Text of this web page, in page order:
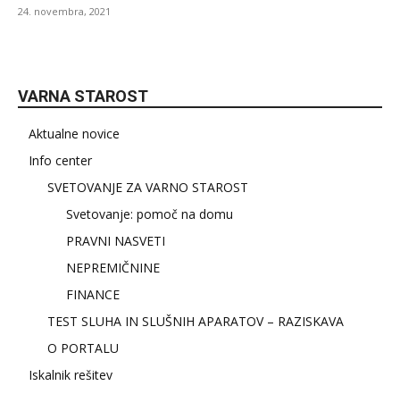
24. novembra, 2021
VARNA STAROST
Aktualne novice
Info center
SVETOVANJE ZA VARNO STAROST
Svetovanje: pomoč na domu
PRAVNI NASVETI
NEPREMIČNINE
FINANCE
TEST SLUHA IN SLUŠNIH APARATOV – RAZISKAVA
O PORTALU
Iskalnik rešitev